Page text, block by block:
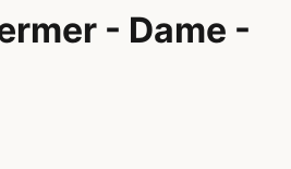
- Dame -